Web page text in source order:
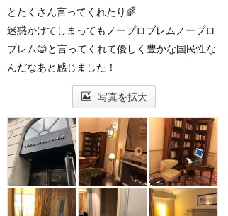
とたくさん言ってくれたり🌈
迷惑かけてしまってもノープロブレムノープロ
ブレム😊と言ってくれて優しく豊かな国民性な
んだなあと感じました！
写真を拡大